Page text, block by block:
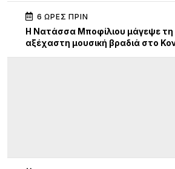
6 ΏΡΕΣ ΠΡΙΝ
Η Νατάσσα Μποφίλιου μάγεψε τη
αξέχαστη μουσική βραδιά στο